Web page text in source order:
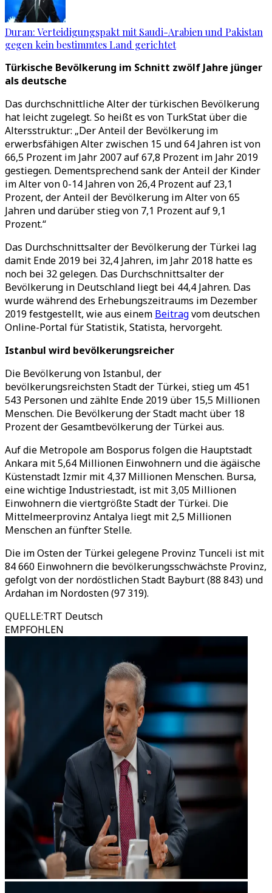
Duran: Verteidigungspakt mit Saudi-Arabien und Pakistan
gegen kein bestimmtes Land gerichtet
Türkische Bevölkerung im Schnitt zwölf Jahre jünger
als deutsche
Das durchschnittliche Alter der türkischen Bevölkerung
hat leicht zugelegt. So heißt es von TurkStat über die
Altersstruktur: „Der Anteil der Bevölkerung im
erwerbsfähigen Alter zwischen 15 und 64 Jahren ist von
66,5 Prozent im Jahr 2007 auf 67,8 Prozent im Jahr 2019
gestiegen. Dementsprechend sank der Anteil der Kinder
im Alter von 0-14 Jahren von 26,4 Prozent auf 23,1
Prozent, der Anteil der Bevölkerung im Alter von 65
Jahren und darüber stieg von 7,1 Prozent auf 9,1
Prozent.“
Das Durchschnittsalter der Bevölkerung der Türkei lag
damit Ende 2019 bei 32,4 Jahren, im Jahr 2018 hatte es
noch bei 32 gelegen. Das Durchschnittsalter der
Bevölkerung in Deutschland liegt bei 44,4 Jahren. Das
wurde während des Erhebungszeitraums im Dezember
2019 festgestellt, wie aus einem Beitragvom deutschen
Online-Portal für Statistik, Statista, hervorgeht.
Istanbul wird bevölkerungsreicher
Die Bevölkerung von Istanbul, der
bevölkerungsreichsten Stadt der Türkei, stieg um 451
543 Personen und zählte Ende 2019 über 15,5 Millionen
Menschen. Die Bevölkerung der Stadt macht über 18
Prozent der Gesamtbevölkerung der Türkei aus.
Auf die Metropole am Bosporus folgen die Hauptstadt
Ankara mit 5,64 Millionen Einwohnern und die ägäische
Küstenstadt Izmir mit 4,37 Millionen Menschen. Bursa,
eine wichtige Industriestadt, ist mit 3,05 Millionen
Einwohnern die viertgrößte Stadt der Türkei. Die
Mittelmeerprovinz Antalya liegt mit 2,5 Millionen
Menschen an fünfter Stelle.
Die im Osten der Türkei gelegene Provinz Tunceli ist mit
84 660 Einwohnern die bevölkerungsschwächste Provinz,
gefolgt von der nordöstlichen Stadt Bayburt (88 843) und
Ardahan im Nordosten (97 319).
QUELLE:TRT Deutsch
EMPFOHLEN